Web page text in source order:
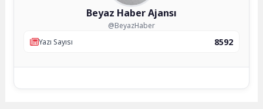
Beyaz Haber Ajansı
@BeyazHaber
Yazı Sayısı
8592